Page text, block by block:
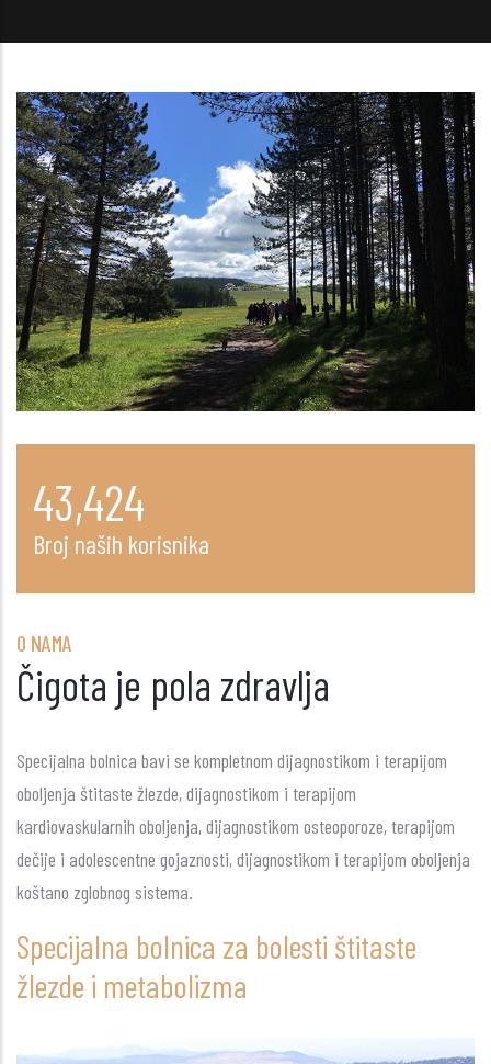
55,115
Broj naših korisnika
O NAMA
Čigota je pola zdravlja
Specijalna bolnica bavi se kompletnom dijagnostikom i terapijom
oboljenja štitaste žlezde, dijagnostikom i terapijom
kardiovaskularnih oboljenja, dijagnostikom osteoporoze, terapijom
dečije i adolescentne gojaznosti, dijagnostikom i terapijom oboljenja
koštano zglobnog sistema.
Specijalna bolnica za bolesti štitaste
žlezde i metabolizma